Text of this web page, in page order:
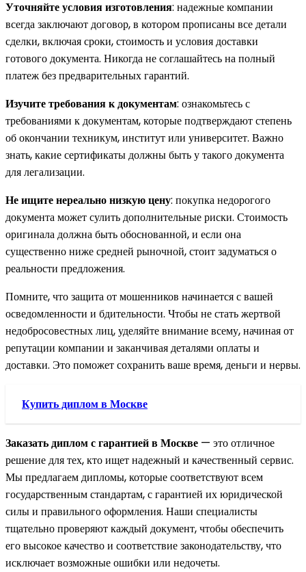
Уточняйте условия изготовления: надежные компании
всегда заключают договор, в котором прописаны все детали
сделки, включая сроки, стоимость и условия доставки
готового документа. Никогда не соглашайтесь на полный
платеж без предварительных гарантий.
Изучите требования к документам: ознакомьтесь с
требованиями к документам, которые подтверждают степень
об окончании техникум, институт или университет. Важно
знать, какие сертификаты должны быть у такого документа
для легализации.
Не ищите нереально низкую цену: покупка недорогого
документа может сулить дополнительные риски. Стоимость
оригинала должна быть обоснованной, и если она
существенно ниже средней рыночной, стоит задуматься о
реальности предложения.
Помните, что защита от мошенников начинается с вашей
осведомленности и бдительности. Чтобы не стать жертвой
недобросовестных лиц, уделяйте внимание всему, начиная от
репутации компании и заканчивая деталями оплаты и
доставки. Это поможет сохранить ваше время, деньги и нервы.
Купить диплом в Москве
Заказать диплом с гарантией в Москве — это отличное
решение для тех, кто ищет надежный и качественный сервис.
Мы предлагаем дипломы, которые соответствуют всем
государственным стандартам, с гарантией их юридической
силы и правильного оформления. Наши специалисты
тщательно проверяют каждый документ, чтобы обеспечить
его высокое качество и соответствие законодательству, что
исключает возможные ошибки или недочеты.